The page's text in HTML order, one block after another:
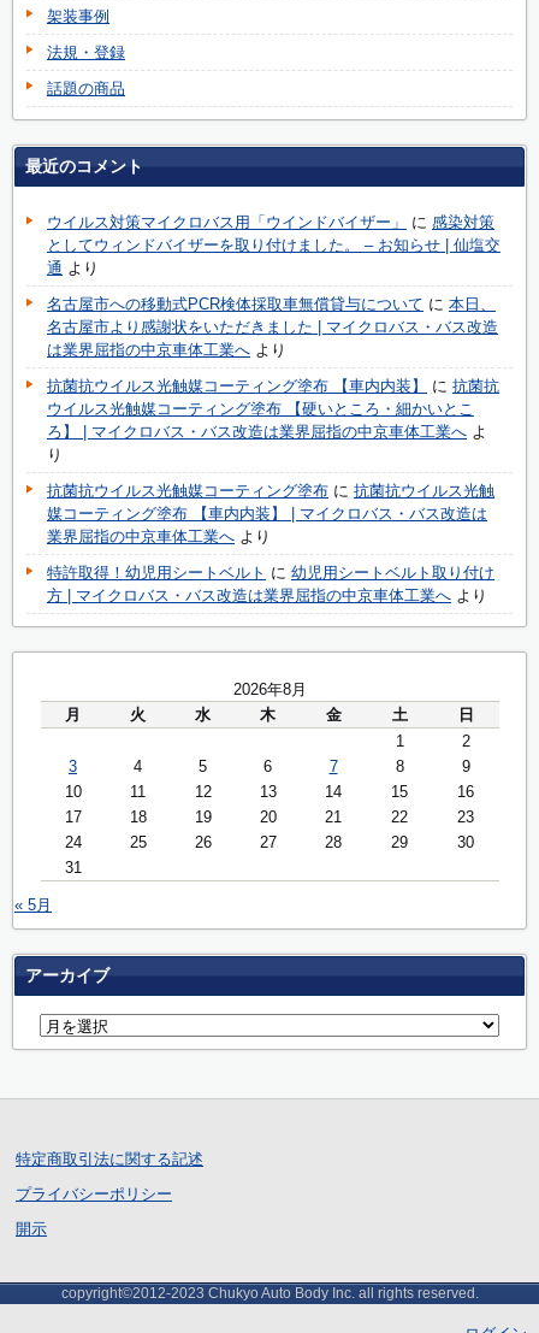
架装事例
法規・登録
話題の商品
最近のコメント
ウイルス対策マイクロバス用「ウインドバイザー」 に 感染対策
としてウィンドバイザーを取り付けました。 – お知らせ | 仙塩交
通 より
名古屋市への移動式PCR検体採取車無償貸与について に 本日、
名古屋市より感謝状をいただきました | マイクロバス・バス改造
は業界屈指の中京車体工業へ より
抗菌抗ウイルス光触媒コーティング塗布 【車内内装】
に 抗菌抗
ウイルス光触媒コーティング塗布 【硬いところ・細かいとこ
ろ】 | マイクロバス・バス改造は業界屈指の中京車体工業へ よ
り
抗菌抗ウイルス光触媒コーティング塗布 に 抗菌抗ウイルス光触
媒コーティング塗布 【車内内装】 | マイクロバス・バス改造は
業界屈指の中京車体工業へ より
特許取得！幼児用シートベルト に 幼児用シートベルト取り付け
方 | マイクロバス・バス改造は業界屈指の中京車体工業へ より
2026年8月
月
火 水 木 金 土
日
1
2
3
4 5 6 7 8
9
10
11 12 13 14 15
16
17
18 19 20 21 22
23
24
25 26 27 28 29
30
31
« 5月
アーカイブ
特定商取引法に関する記述
プライバシーポリシー
開示
copyright©2012-2023 Chukyo Auto Body Inc. all rights reserved.